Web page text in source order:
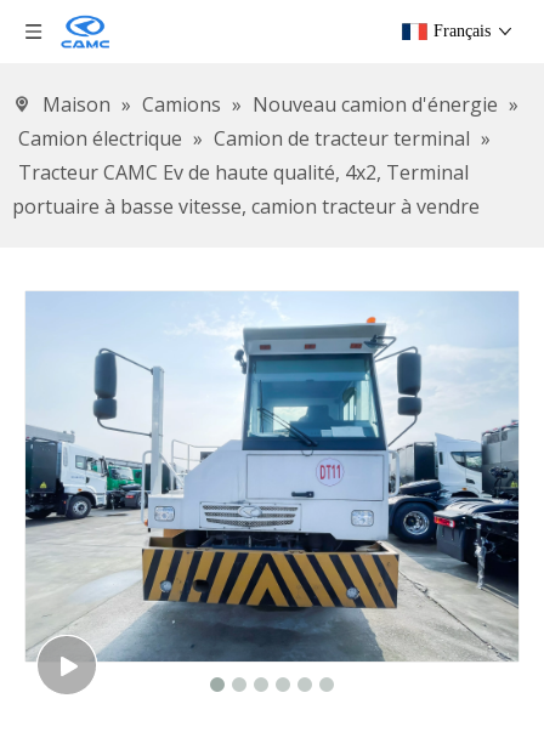
Français
Maison » Camions » Nouveau camion d'énergie »
Camion électrique » Camion de tracteur terminal »
Tracteur CAMC Ev de haute qualité, 4x2, Terminal
portuaire à basse vitesse, camion tracteur à vendre